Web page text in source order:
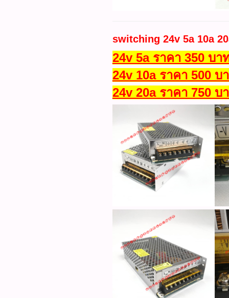
switching 24v 5a 10a
24v 5a ราคา 350 บา
24v 10a ราคา 500 บ
24v 20a ราคา 750 บ